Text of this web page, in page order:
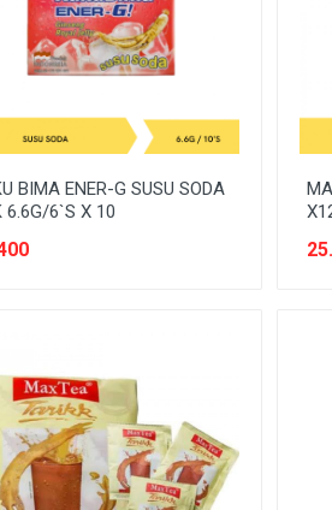
BIMA ENER-G SUSU SODA
6.6G/6`S X 10